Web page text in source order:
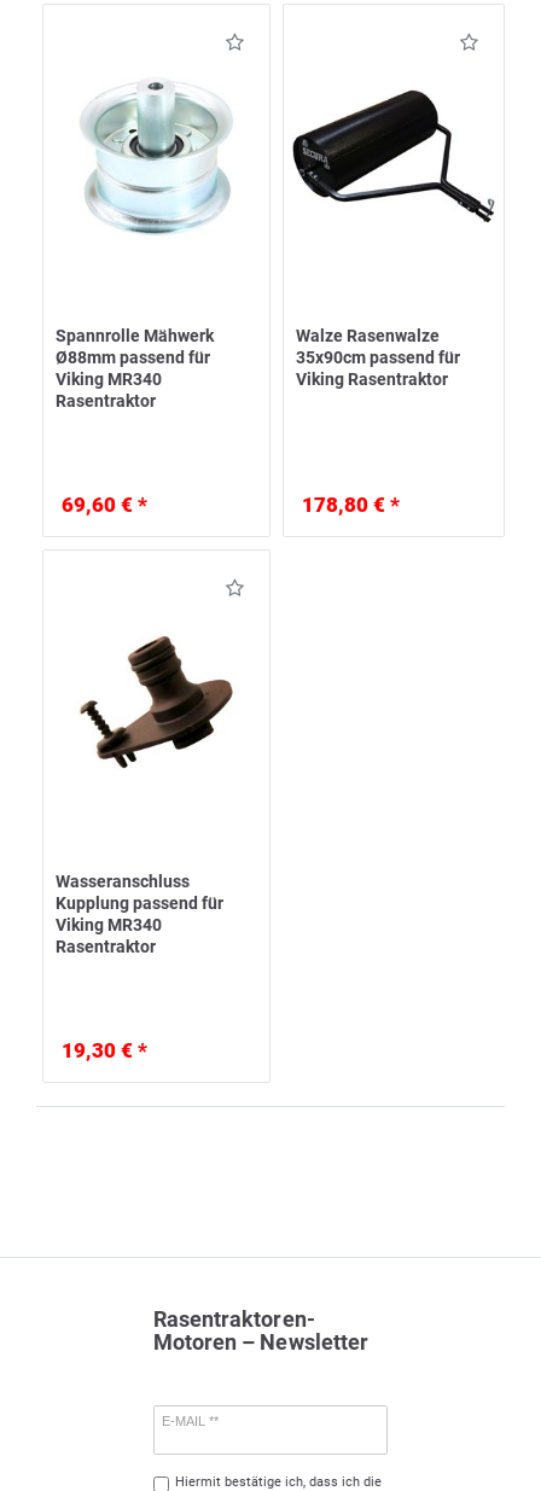
Spannrolle Mähwerk
Ø88mm passend für
Viking MR340
Rasentraktor
69,60 € *
Walze Rasenwalze
35x90cm passend für
Viking Rasentraktor
178,80 € *
Wasseranschluss
Kupplung passend für
Viking MR340
Rasentraktor
19,30 € *
Rasentraktoren-
Motoren – Newsletter
E-MAIL **
Hiermit bestätige ich, dass ich die